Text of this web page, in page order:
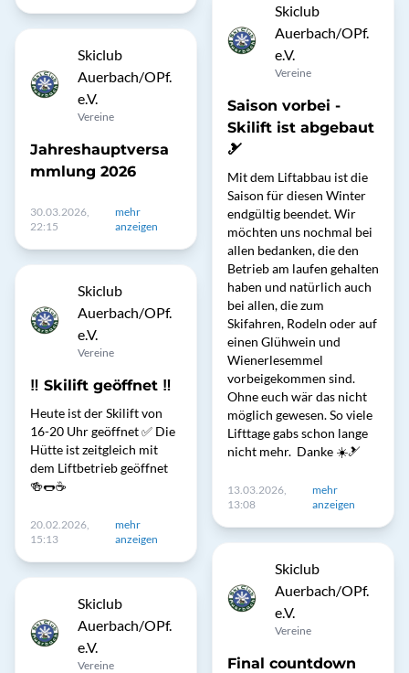
Skiclub
Auerbach/OPf.
e.V.
Vereine
Jahreshauptversa
mmlung 2026
30.03.2026,
22:15
mehr
anzeigen
Skiclub
Auerbach/OPf.
e.V.
Vereine
‼️ Skilift geöffnet ‼️
Heute ist der Skilift von
16-20 Uhr geöffnet ✅ Die
Hütte ist zeitgleich mit
dem Liftbetrieb geöffnet
🍻🌭☕️
20.02.2026,
15:13
mehr
anzeigen
Skiclub
Auerbach/OPf.
e.V.
Vereine
Skiclub
Auerbach/OPf.
e.V.
Vereine
Saison vorbei -
Skilift ist abgebaut
🎿
Mit dem Liftabbau ist die
Saison für diesen Winter
endgültig beendet. Wir
möchten uns nochmal bei
allen bedanken, die den
Betrieb am laufen gehalten
haben und natürlich auch
bei allen, die zum
Skifahren, Rodeln oder auf
einen Glühwein und
Wienerlesemmel
vorbeigekommen sind.
Ohne euch wär das nicht
möglich gewesen. So viele
Lifttage gabs schon lange
nicht mehr. Danke ☀️🎿
13.03.2026,
13:08
mehr
anzeigen
Skiclub
Auerbach/OPf.
e.V.
Vereine
Final countdown